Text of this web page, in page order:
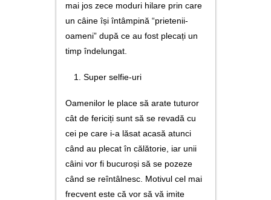
mai jos zece moduri hilare prin care
un câine își întâmpină “prietenii-
oameni” după ce au fost plecați un
timp îndelungat.
Super selfie-uri
Oamenilor le place să arate tuturor
cât de fericiți sunt să se revadă cu
cei pe care i-a lăsat acasă atunci
când au plecat în călătorie, iar unii
câini vor fi bucuroși să se pozeze
când se reîntâlnesc. Motivul cel mai
frecvent este că vor să vă imite